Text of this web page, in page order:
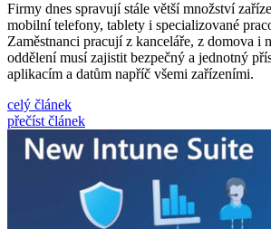
Firmy dnes spravují stále větší množství
mobilní telefony, tablety i specializované
Zaměstnanci pracují z kanceláře, z domova i
oddělení musí zajistit bezpečný a jednotný
aplikacím a datům napříč všemi zařízeními.
celý článek
přečíst článek